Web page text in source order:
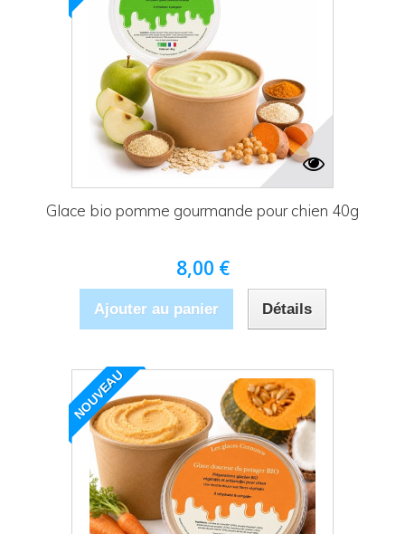
Glace bio pomme gourmande pour chien 40g
8,00 €
Ajouter au panier Détails
NOUVEAU